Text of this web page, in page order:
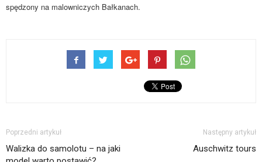
spędzony na malowniczych Bałkanach.
Poprzedni artykuł
Walizka do samolotu – na jaki
Następny artykuł
Auschwitz tours